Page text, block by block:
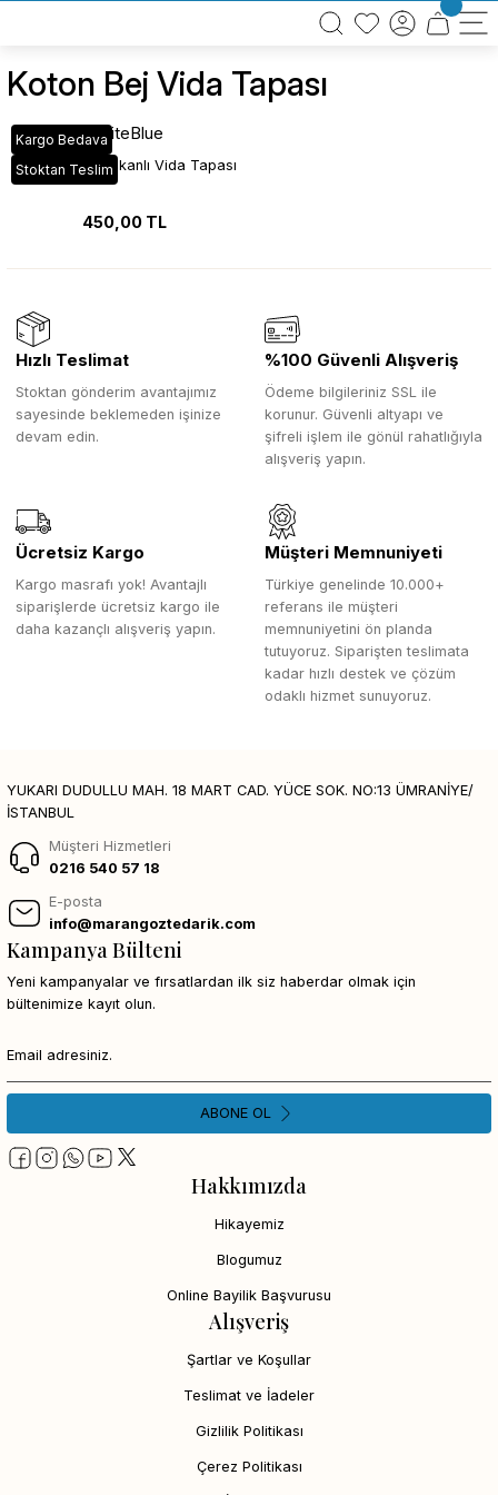
BÜTÜN ALIŞVERİŞLERİNİZDE KARGO BEDAVA!
TÜRKİYE GENELİNDE 10.000 MÜŞTERİ REFERANSI
Koton Bej Vida Tapası
Kargo Bedava
Stoktan Teslim
WhiteBlue
Koton Bej Yapışkanlı Vida Tapası
450,00 TL
Hızlı Teslimat
Stoktan gönderim avantajımız
sayesinde beklemeden işinize
devam edin.
%100 Güvenli Alışveriş
Ödeme bilgileriniz SSL ile
korunur. Güvenli altyapı ve
şifreli işlem ile gönül rahatlığıyla
alışveriş yapın.
Ücretsiz Kargo
Kargo masrafı yok! Avantajlı
siparişlerde ücretsiz kargo ile
daha kazançlı alışveriş yapın.
Müşteri Memnuniyeti
Türkiye genelinde 10.000+
referans ile müşteri
memnuniyetini ön planda
tutuyoruz. Siparişten teslimata
kadar hızlı destek ve çözüm
odaklı hizmet sunuyoruz.
YUKARI DUDULLU MAH. 18 MART CAD. YÜCE SOK. NO:13 ÜMRANİYE/
İSTANBUL
Müşteri Hizmetleri
0216 540 57 18
E-posta
info@marangoztedarik.com
Hakkımızda
Hikayemiz
Blogumuz
Online Bayilik Başvurusu
Alışveriş
Şartlar ve Koşullar
Teslimat ve İadeler
Gizlilik Politikası
Çerez Politikası
Kampanya Bülteni
Yeni kampanyalar ve fırsatlardan ilk siz haberdar olmak için
bültenimize kayıt olun.
ABONE OL